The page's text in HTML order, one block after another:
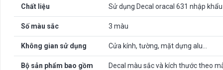
Chất liệu Sử dụng Decal oracal 631 nhập
Số màu sắc 3 màu
Không gian sử dụng Cửa kính, tường, mặt dựng alu…
Bộ sản phẩm bao gồm
Decal màu sắc và kích thước theo